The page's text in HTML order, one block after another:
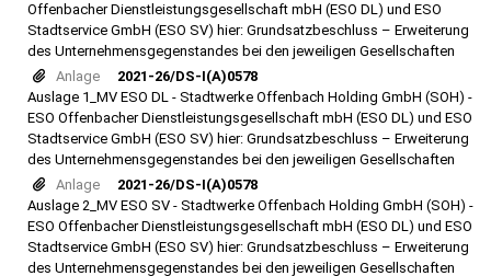
Offenbacher Dienstleistungsgesellschaft mbH (ESO DL) und ESO
Stadtservice GmbH (ESO SV) hier: Grundsatzbeschluss – Erweiterung
des Unternehmensgegenstandes bei den jeweiligen Gesellschaften
Anlage
2021-26/DS-I(A)0578
Auslage 1_MV ESO DL - Stadtwerke Offenbach Holding GmbH (SOH) -
ESO Offenbacher Dienstleistungsgesellschaft mbH (ESO DL) und ESO
Stadtservice GmbH (ESO SV) hier: Grundsatzbeschluss – Erweiterung
des Unternehmensgegenstandes bei den jeweiligen Gesellschaften
Anlage
2021-26/DS-I(A)0578
Auslage 2_MV ESO SV - Stadtwerke Offenbach Holding GmbH (SOH) -
ESO Offenbacher Dienstleistungsgesellschaft mbH (ESO DL) und ESO
Stadtservice GmbH (ESO SV) hier: Grundsatzbeschluss – Erweiterung
des Unternehmensgegenstandes bei den jeweiligen Gesellschaften